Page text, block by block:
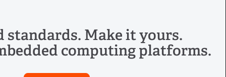
standards. Make it yours.
computing platforms.